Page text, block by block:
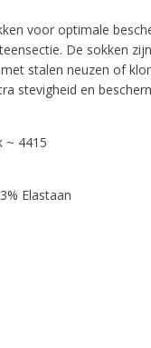
voor optimale
De sokken
stalen neuzen of
stevigheid en
~ 4415
Elastaan